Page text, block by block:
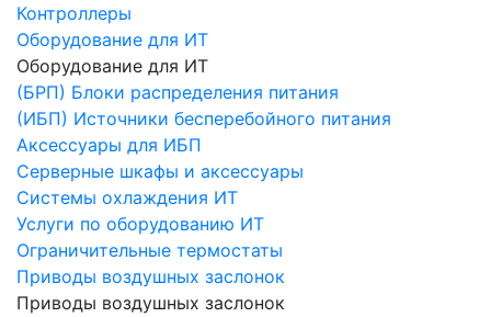
Контроллеры
Оборудование для ИТ
Оборудование для ИТ
(БРП) Блоки распределения питания
(ИБП) Источники бесперебойного питания
Аксессуары для ИБП
Серверные шкафы и аксессуары
Системы охлаждения ИТ
Услуги по оборудованию ИТ
Ограничительные термостаты
Приводы воздушных заслонок
Приводы воздушных заслонок